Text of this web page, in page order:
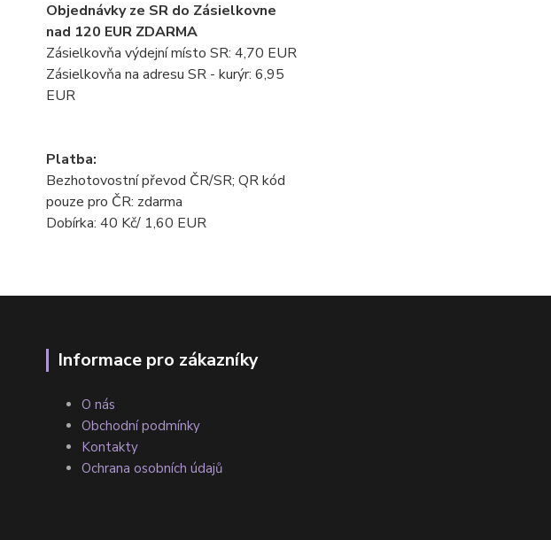
Objednávky ze SR do Zásielkovne
nad 120 EUR ZDARMA
Zásielkovňa výdejní místo SR: 4,70 EUR
Zásielkovňa na adresu SR - kurýr: 6,95
EUR
Platba:
Bezhotovostní převod ČR/SR; QR kód
pouze pro ČR: zdarma
Dobírka: 40 Kč/ 1,60 EUR
Informace pro zákazníky
O nás
Obchodní podmínky
Kontakty
Ochrana osobních údajů